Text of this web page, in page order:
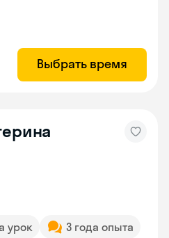
Выбрать время
урок
3 года опыта